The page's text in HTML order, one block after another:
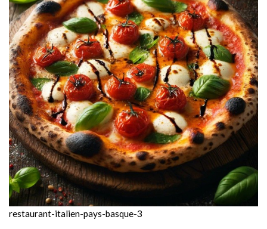
restaurant-italien-pays-basque-3